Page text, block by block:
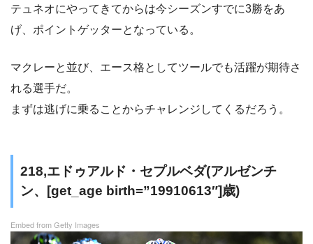
テュネオにやってきてからは今シーズンすでに3勝をあ
げ、ポイントゲッターとなっている。
マクレーと並び、エース格としてツールでも活躍が期待さ
れる選手だ。
まずは逃げに乗ることからチャレンジしてくるだろう。
218,エドゥアルド・セプルベダ(アルゼンチ
ン、[get_age birth=”19910613″]歳)
Embed from Getty Images